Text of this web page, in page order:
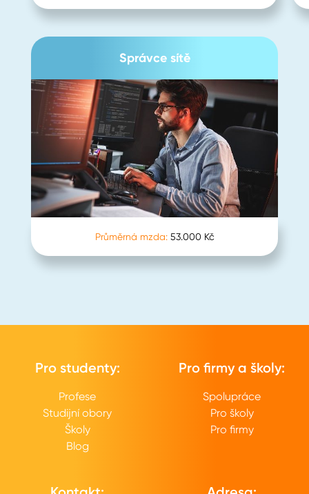
Správce sítě
Průměrná mzda: 53.000 Kč
Pro studenty:
Profese
Studijní obory
Školy
Blog
Pro firmy a školy:
Spolupráce
Pro školy
Pro firmy